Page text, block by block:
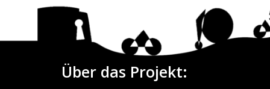
Über das Projekt: